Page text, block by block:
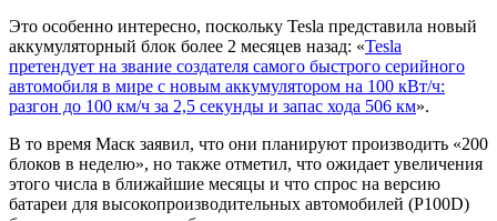
Это особенно интересно, поскольку Tesla представила новый
аккумуляторный блок более 2 месяцев назад: «Tesla
претендует на звание создателя самого быстрого серийного
автомобиля в мире с новым аккумулятором на 100 кВт/ч:
разгон до 100 км/ч за 2,5 секунды и запас хода 506 км».
В то время Маск заявил, что они планируют производить «200
блоков в неделю», но также отметил, что ожидает увеличения
этого числа в ближайшие месяцы и что спрос на версию
батареи для высокопроизводительных автомобилей (P100D)